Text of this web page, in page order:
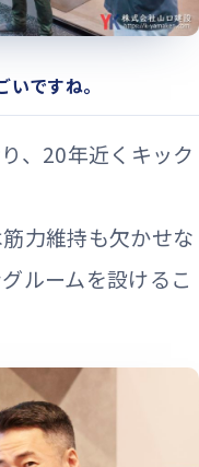
ですね。
、20年近くキック
力維持も欠かせな
ルームを設けるこ